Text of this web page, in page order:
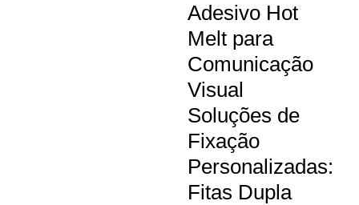
Adesivo Hot
Melt para
Comunicação
Visual
Soluções de
Fixação
Personalizadas:
Fitas Dupla